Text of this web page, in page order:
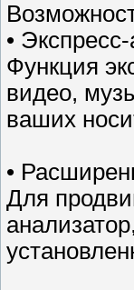
•
Функция
видео,
ваших
•
Для